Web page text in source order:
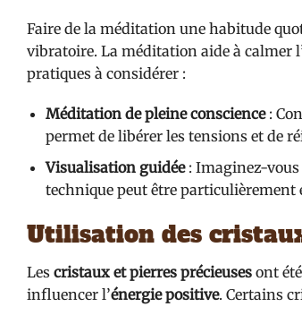
Faire de la méditation une habitude
vibratoire. La méditation aide à calmer
pratiques à considérer :
Méditation de pleine conscience:
permet de libérer les tensions et de
Visualisation guidée: Imaginez-vous
technique peut être particulièrement
Utilisation des
Les cristaux et pierres précieuses ont
influencer l’énergie positive. Certains